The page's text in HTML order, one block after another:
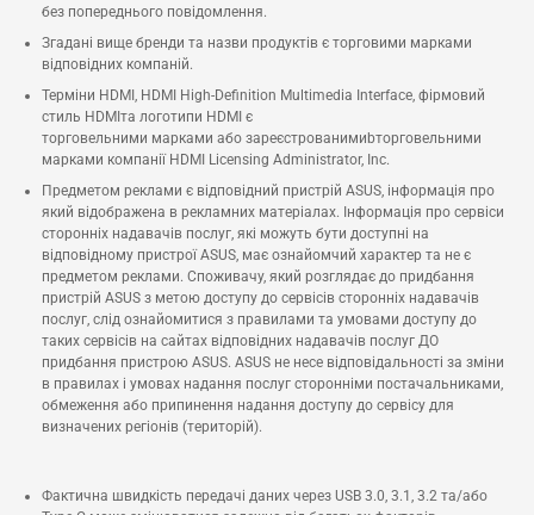
без попереднього повідомлення.
Згадані вище бренди та назви продуктів є торговими марками
відповідних компаній.
Терміни HDMI, HDMI High-Definition Multimedia Interface, фірмовий
стиль HDMIта логотипи HDMI є
торговельними марками або зареєстрованимиbторговельними
марками компанії HDMI Licensing Administrator, Inc.
Предметом реклами є відповідний пристрій ASUS, інформація про
який відображена в рекламних матеріалах. Інформація про сервіси
сторонніх надавачів послуг, які можуть бути доступні на
відповідному пристрої ASUS, має ознайомчий характер та не є
предметом реклами. Споживачу, який розглядає до придбання
пристрій ASUS з метою доступу до сервісів сторонніх надавачів
послуг, слід ознайомитися з правилами та умовами доступу до
таких сервісів на сайтах відповідних надавачів послуг ДО
придбання пристрою ASUS. ASUS не несе відповідальності за зміни
в правилах і умовах надання послуг сторонніми постачальниками,
обмеження або припинення надання доступу до сервісу для
визначених регіонів (територій).
Фактична швидкість передачі даних через USB 3.0, 3.1, 3.2 та/або